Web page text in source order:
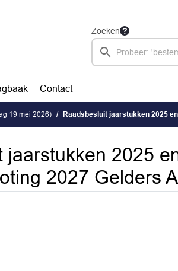
Zoeken
Contact
19 mei 2026) Raadsbesluit jaarstukken 2025 en
jaarstukken 2025
2027 Gelders